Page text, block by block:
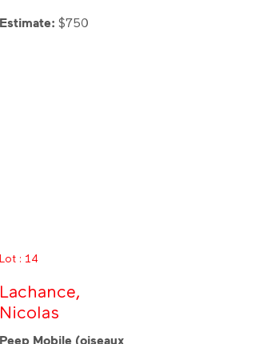
Estimate:$750
Lot : 14
Lachance,
Nicolas
Peep Mobile (oiseaux